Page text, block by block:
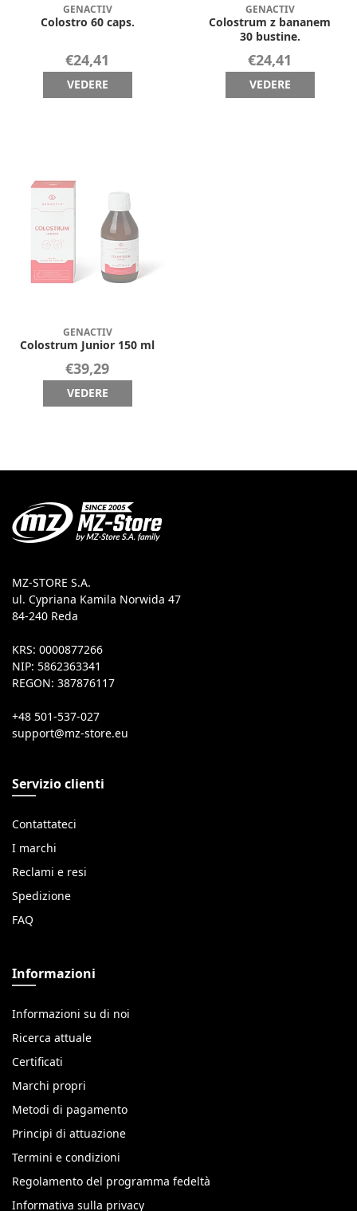
GENACTIV
Colostro 60 caps.
€24,41
VEDERE
GENACTIV
Colostrum z bananem
30 bustine.
€24,41
VEDERE
GENACTIV
Colostrum Junior 150 ml
€39,29
VEDERE
MZ-STORE S.A.
ul. Cypriana Kamila Norwida 47
84-240 Reda
KRS: 0000877266
NIP: 5862363341
REGON: 387876117
+48 501-537-027
Servizio clienti
Contattateci
I marchi
Reclami e resi
Spedizione
FAQ
Informazioni
Informazioni su di noi
Ricerca attuale
Certificati
Marchi propri
Metodi di pagamento
Principi di attuazione
Termini e condizioni
Regolamento del programma fedeltà
Informativa sulla privacy